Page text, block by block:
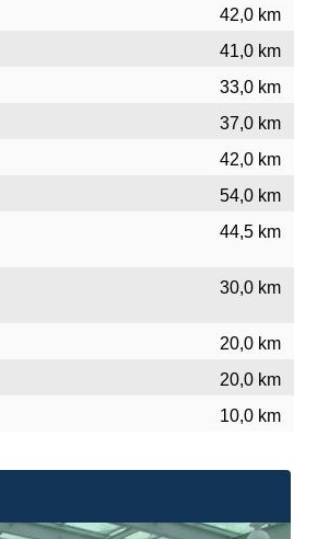
42,0 km
41,0 km
33,0 km
37,0 km
42,0 km
54,0 km
44,5 km
30,0 km
20,0 km
20,0 km
10,0 km